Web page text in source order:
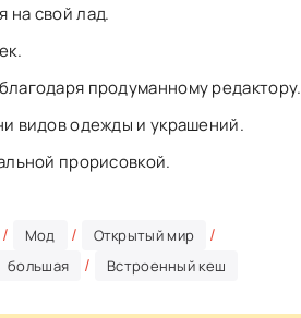
на свой лад.
продуманному редактору.
видов одежды и украшений.
прорисовкой.
/ Мод / Открытый мир /
большая / Встроенный кеш